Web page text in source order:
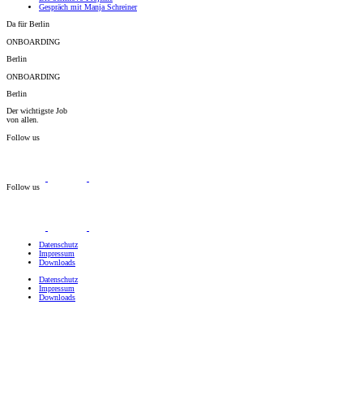
Gespräch mit Manja Schreiner
Da für Berlin
ONBOARDING
Berlin
ONBOARDING
Berlin
Der wichtigste Job
von allen.
Follow us
Follow us
Datenschutz
Impressum
Downloads
Datenschutz
Impressum
Downloads